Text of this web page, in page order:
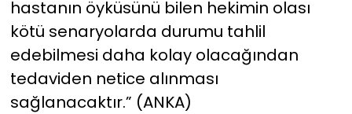
hastanın öyküsünü bilen hekimin olası
kötü senaryolarda durumu tahlil
edebilmesi daha kolay olacağından
tedaviden netice alınması
sağlanacaktır.” (ANKA)